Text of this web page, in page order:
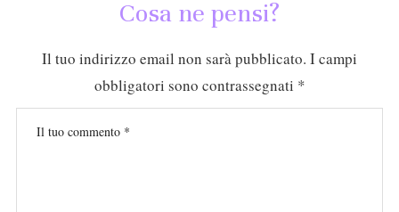
Cosa ne pensi?
Il tuo indirizzo email non sarà pubblicato. I campi
obbligatori sono contrassegnati *